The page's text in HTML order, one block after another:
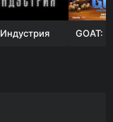
Индустрия